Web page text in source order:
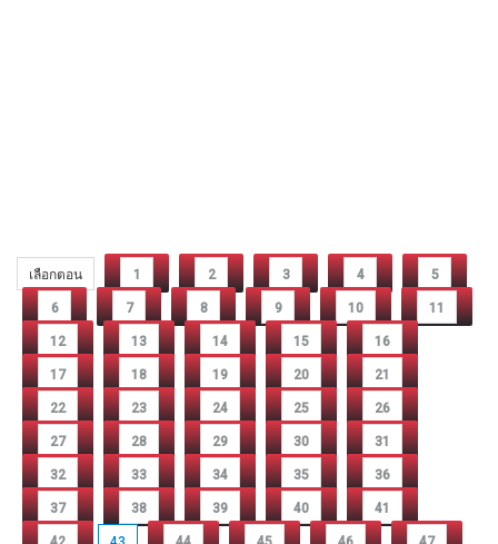
เลือกตอน 1 2 3 4 5
6 7 8 9 10 11
12 13 14 15 16
17 18 19 20 21
22 23 24 25 26
27 28 29 30 31
32 33 34 35 36
37 38 39 40 41